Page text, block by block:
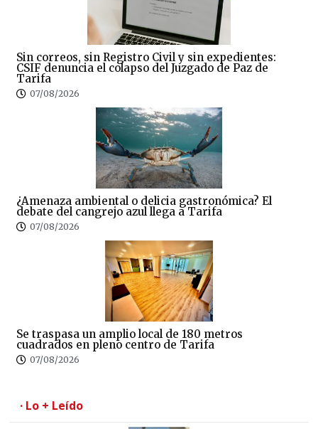
Sin correos, sin Registro Civil y sin expedientes:
CSIF denuncia el colapso del Juzgado de Paz de
Tarifa
07/08/2026
¿Amenaza ambiental o delicia gastronómica? El
debate del cangrejo azul llega a Tarifa
07/08/2026
Se traspasa un amplio local de 180 metros
cuadrados en pleno centro de Tarifa
07/08/2026
· Lo + Leído